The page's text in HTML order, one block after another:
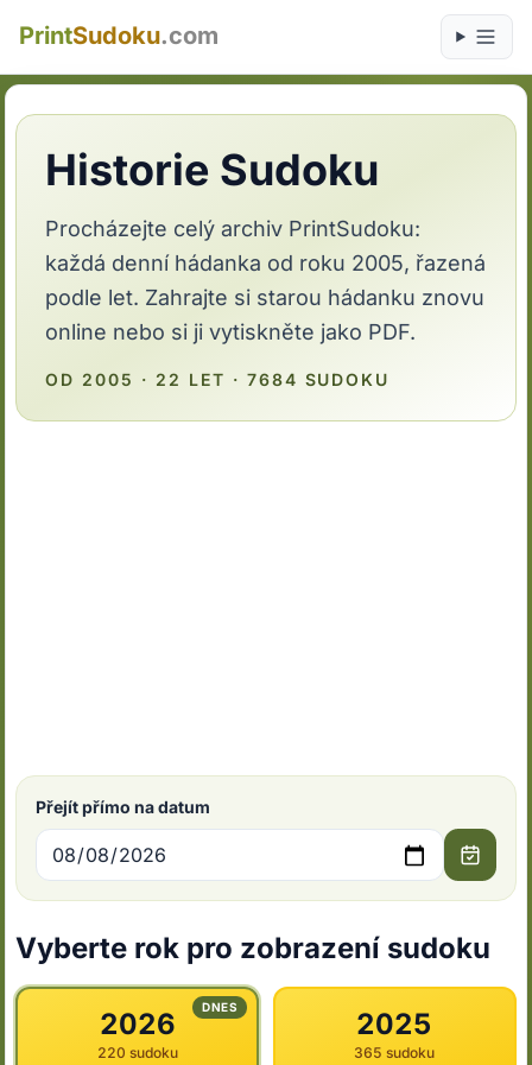
PrintSudoku.com
Historie Sudoku
Procházejte celý archiv PrintSudoku:
každá denní hádanka od roku 2005, řazená
podle let. Zahrajte si starou hádanku znovu
online nebo si ji vytiskněte jako PDF.
OD 2005 · 22 LET · 7684 SUDOKU
Přejít přímo na datum
Vyberte rok pro zobrazení sudoku
DNES
2026
220 sudoku
2025
365 sudoku